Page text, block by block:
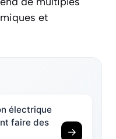
et
électrique
faire des
→